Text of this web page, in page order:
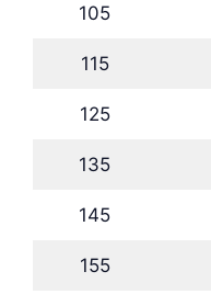
105
115
125
135
145
155